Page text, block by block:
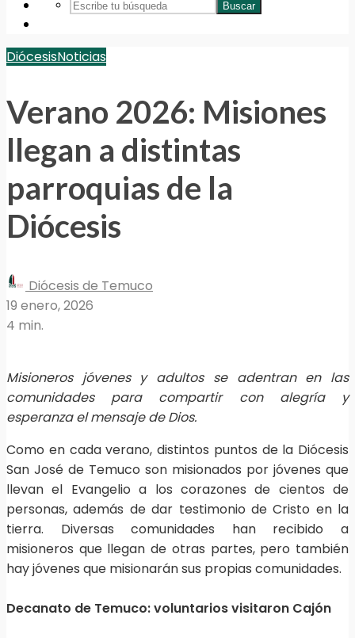
Buscar
DiócesisNoticias
Verano 2026: Misiones
llegan a distintas
parroquias de la
Diócesis
Diócesis de Temuco
19 enero, 2026
4 min.
Misioneros jóvenes y adultos se adentran en las
comunidades para compartir con alegría y
esperanza el mensaje de Dios.
Como en cada verano, distintos puntos de la Diócesis
San José de Temuco son misionados por jóvenes que
llevan el Evangelio a los corazones de cientos de
personas, además de dar testimonio de Cristo en la
tierra. Diversas comunidades han recibido a
misioneros que llegan de otras partes, pero también
hay jóvenes que misionarán sus propias comunidades.
Decanato de Temuco: voluntarios visitaron Cajón